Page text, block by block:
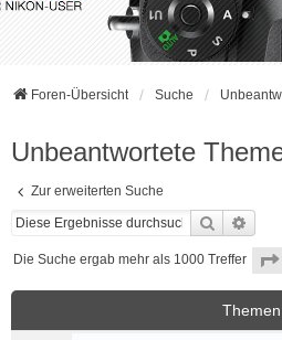
Foren-Übersicht Suche
Unbeantwortete
Zur erweiterten Suche
Suche
Die Suche ergab mehr als 1000 Treffer
Themen